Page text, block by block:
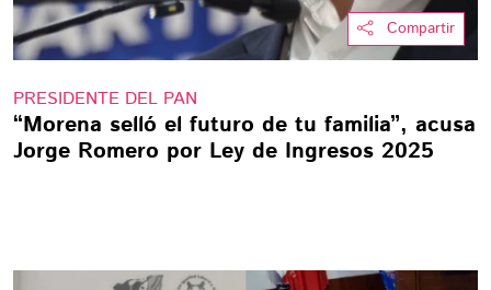
Compartir
PRESIDENTE DEL PAN
“Morena selló el futuro de tu familia”, acusa
Jorge Romero por Ley de Ingresos 2025